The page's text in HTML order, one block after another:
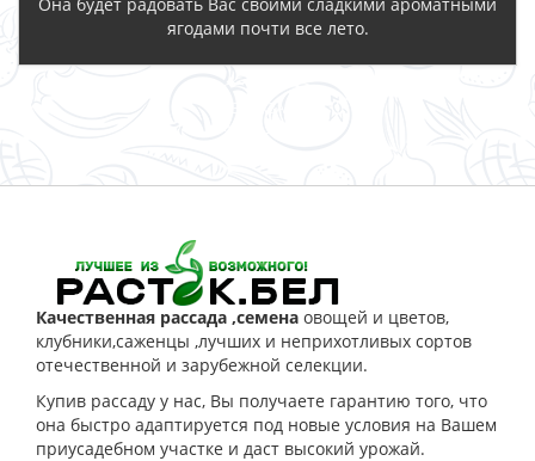
ягодами почти все лето.
Качественная рассада ,семена овощей и цветов,
клубники,саженцы ,лучших и неприхотливых сортов
отечественной и зарубежной селекции.
Купив рассаду у нас, Вы получаете гарантию того, что
она быстро адаптируется под новые условия на Вашем
приусадебном участке и даст высокий урожай.